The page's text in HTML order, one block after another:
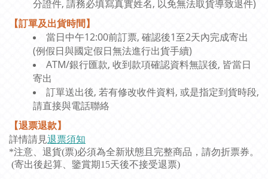
分證件, 請務必填寫真實姓名, 以免無法取貨導致退件)
【訂單及出貨時間】
當日中午12:00前訂票, 確認後1至2天內完成寄出
(例假日與國定假日無法進行出貨手續)
ATM/銀行匯款, 收到款項確認資料無誤後, 皆當日
寄出
訂單送出後, 若有修改收件資料, 或是指定到貨時段,
請直接與電話聯絡
【退票退款】
詳情請見退票須知
*注意、退貨(票)必須為全新狀態且完整商品，請勿折票券。
(寄出後起算、鑒賞期15天後不接受退票)